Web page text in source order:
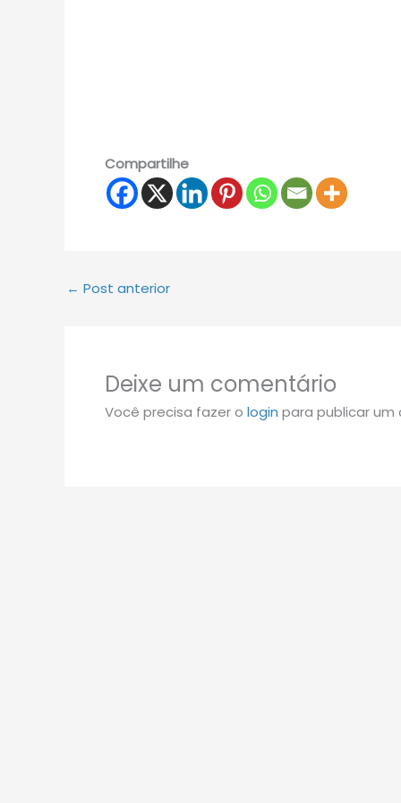
Compartilhe
← Post anterior
Deixe um comentário
Você precisa fazer o login para publicar um